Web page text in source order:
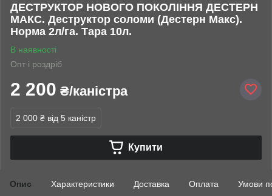
ДЕСТРУКТОР НОВОГО ПОКОЛІННЯ ДЕСТЕРН
МАКС. Деструктор соломи (Дестерн Макс).
Норма 2л/га. Тара 10л.
В наявності
Опт і роздріб
2 200 ₴/каністра
2 000 ₴ від 5 каністр
Купити
Опис Характеристики Доставка Оплата Умови